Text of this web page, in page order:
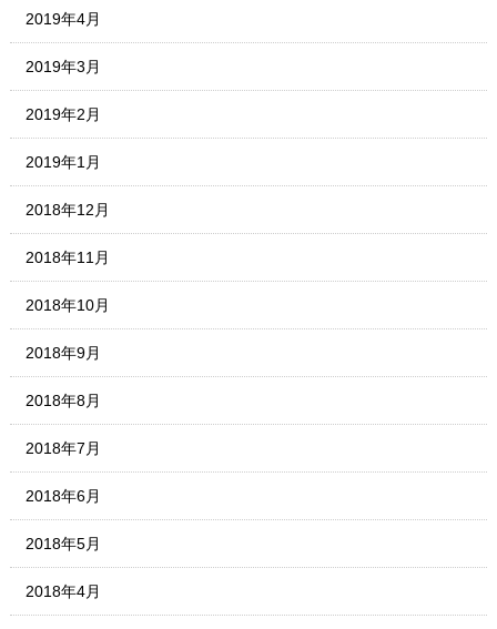
2019年4月
2019年3月
2019年2月
2019年1月
2018年12月
2018年11月
2018年10月
2018年9月
2018年8月
2018年7月
2018年6月
2018年5月
2018年4月